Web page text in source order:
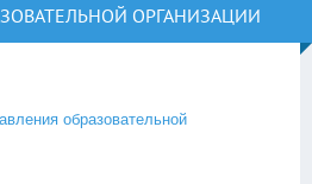
ОРГАНИЗАЦИИ
образовательной